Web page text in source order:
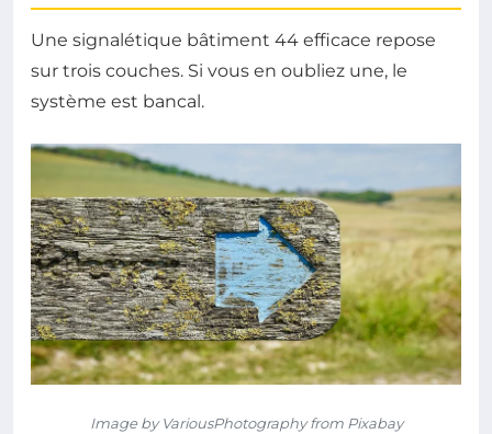
Une signalétique bâtiment 44 efficace repose
sur trois couches. Si vous en oubliez une, le
système est bancal.
Image by VariousPhotography from Pixabay